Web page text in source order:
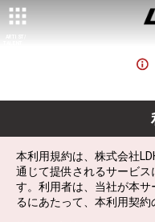
本利用規約は、株式会社
通じて提供されるサービ
す。利用者は、当社が本
るにあたって、本利用契約